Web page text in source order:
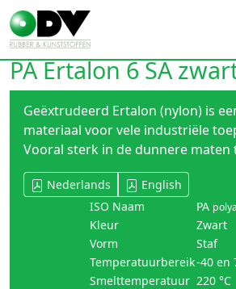
PA Ertalon 6 SA
Geëxtrudeerd Ertalon (nylon) is
materiaal voor vele industriële
Vooral sterk in de dunnere maten
Nederlands
English
ISO Naam
PA
Kleur
Zwart
Vorm
Staf
Temperatuurbereik-40 en
Smelttemperatuur 220 °C